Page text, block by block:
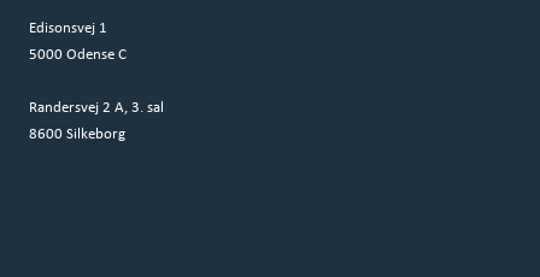
Edisonsvej 1
5000 Odense C
Randersvej 2 A, 3. sal
8600 Silkeborg